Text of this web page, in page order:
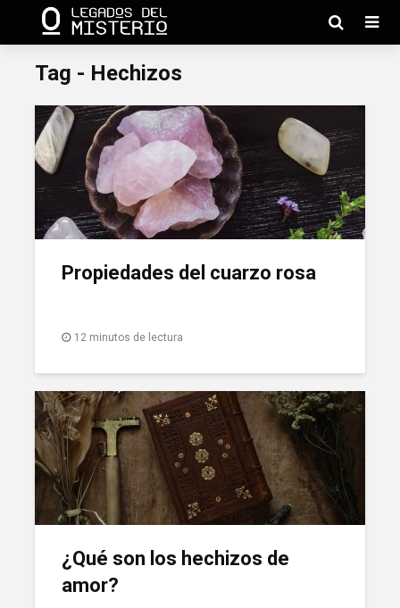
Tag - Hechizos
Propiedades del cuarzo rosa
12 minutos de lectura
¿Qué son los hechizos de
amor?